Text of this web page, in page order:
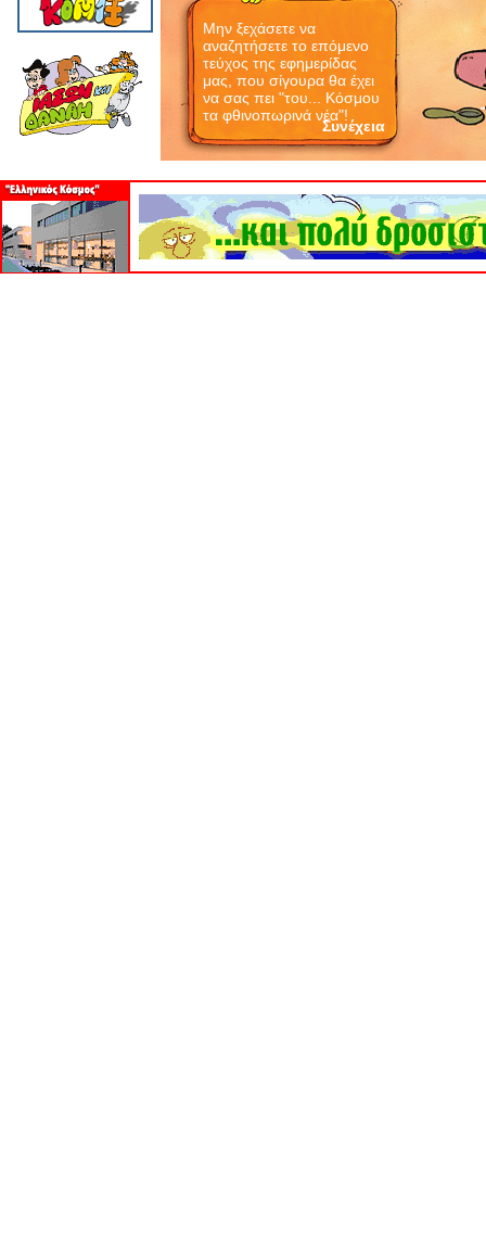
Μην ξεχάσετε να
αναζητήσετε το επόμενο
τεύχος της εφημερίδας
μας, που σίγουρα θα έχει
να σας πει "του... Κόσμου
τα φθινοπωρινά νέα"!
Συνέχεια